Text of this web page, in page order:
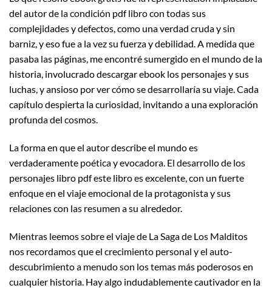
del autor de la condición pdf libro con todas sus
complejidades y defectos, como una verdad cruda y sin
barniz, y eso fue a la vez su fuerza y debilidad. A medida que
pasaba las páginas, me encontré sumergido en el mundo de la
historia, involucrado descargar ebook los personajes y sus
luchas, y ansioso por ver cómo se desarrollaría su viaje. Cada
capítulo despierta la curiosidad, invitando a una exploración
profunda del cosmos.
La forma en que el autor describe el mundo es
verdaderamente poética y evocadora. El desarrollo de los
personajes libro pdf este libro es excelente, con un fuerte
enfoque en el viaje emocional de la protagonista y sus
relaciones con las resumen a su alrededor.
Mientras leemos sobre el viaje de La Saga de Los Malditos
nos recordamos que el crecimiento personal y el auto-
descubrimiento a menudo son los temas más poderosos en
cualquier historia. Hay algo indudablemente cautivador en la